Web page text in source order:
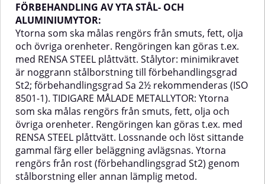
FÖRBEHANDLING AV YTA STÅL- OCH
ALUMINIUMYTOR:
Ytorna som ska målas rengörs från smuts, fett, olja
och övriga orenheter. Rengöringen kan göras t.ex.
med RENSA STEEL plåttvätt. Stålytor: minimikravet
är noggrann stålborstning till förbehandlingsgrad
St2; förbehandlingsgrad Sa 2½ rekommenderas (ISO
8501-1). TIDIGARE MÅLADE METALLYTOR: Ytorna
som ska målas rengörs från smuts, fett, olja och
övriga orenheter. Rengöringen kan göras t.ex. med
RENSA STEEL plåttvätt. Lossnande och löst sittande
gammal färg eller beläggning avlägsnas. Ytorna
rengörs från rost (förbehandlingsgrad St2) genom
stålborstning eller annan lämplig metod.